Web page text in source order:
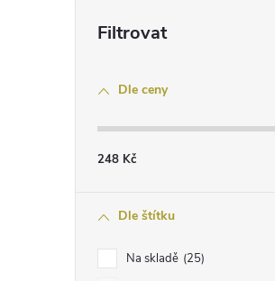
Dle ceny
248 Kč
Dle štítku
Na skladě 25